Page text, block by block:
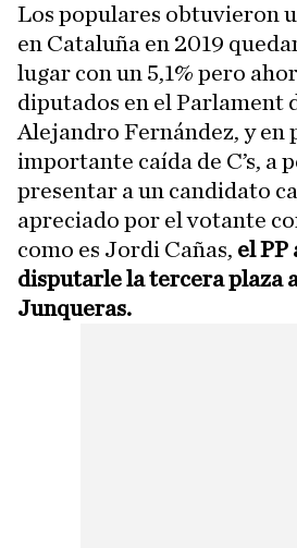
Los populares obtuvieron
en Cataluña en 2019
lugar con un 5,1% pero
diputados en el Parlament
Alejandro Fernández, y en
importante caída de C’s, a
presentar a un candidato
apreciado por el votante
como es Jordi Cañas, el PP
disputarle la tercera plaza
Junqueras.